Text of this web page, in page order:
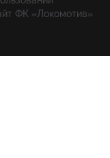
ФК «Локомотив»